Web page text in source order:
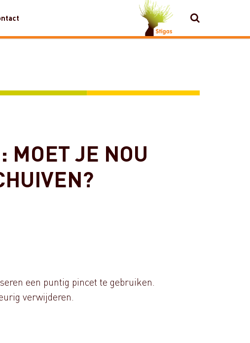
MOET JE NOU
een puntig pincet te gebruiken.
verwijderen.